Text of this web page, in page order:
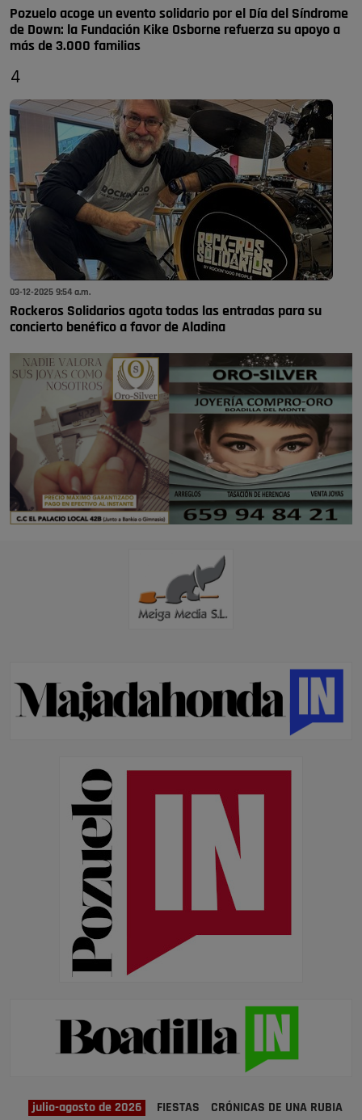
Pozuelo acoge un evento solidario por el Día del Síndrome
de Down: la Fundación Kike Osborne refuerza su apoyo a
más de 3.000 familias
4
03-12-2025 9:54 a.m.
Rockeros Solidarios agota todas las entradas para su
concierto benéfico a favor de Aladina
julio-agosto de 2026 FIESTAS CRÓNICAS DE UNA RUBIA